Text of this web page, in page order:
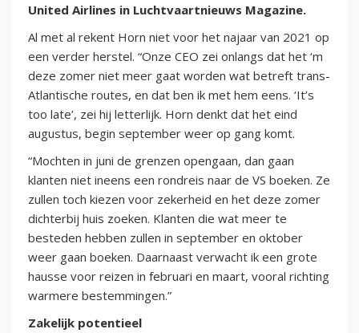
United Airlines in Luchtvaartnieuws Magazine.
Al met al rekent Horn niet voor het najaar van 2021 op
een verder herstel. “Onze CEO zei onlangs dat het ‘m
deze zomer niet meer gaat worden wat betreft trans-
Atlantische routes, en dat ben ik met hem eens. ‘It’s
too late’, zei hij letterlijk. Horn denkt dat het eind
augustus, begin september weer op gang komt.
“Mochten in juni de grenzen opengaan, dan gaan
klanten niet ineens een rondreis naar de VS boeken. Ze
zullen toch kiezen voor zekerheid en het deze zomer
dichterbij huis zoeken. Klanten die wat meer te
besteden hebben zullen in september en oktober
weer gaan boeken. Daarnaast verwacht ik een grote
hausse voor reizen in februari en maart, vooral richting
warmere bestemmingen.”
Zakelijk potentieel